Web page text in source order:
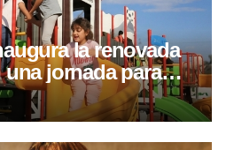
la renovada
jornada para